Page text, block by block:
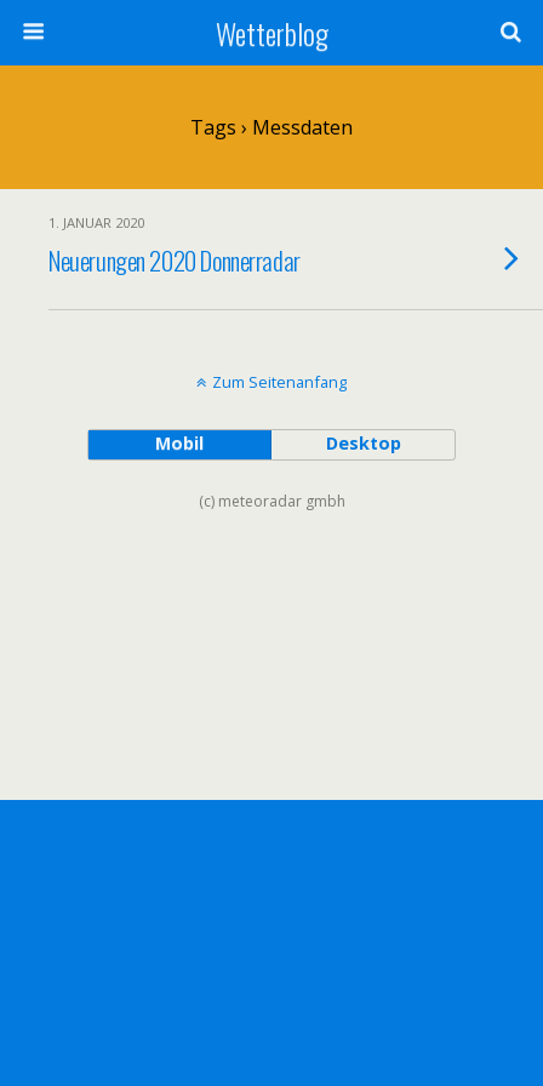
Wetterblog
Tags › Messdaten
1. JANUAR 2020
Neuerungen 2020 Donnerradar
Zum Seitenanfang
Mobil Desktop
(c) meteoradar gmbh